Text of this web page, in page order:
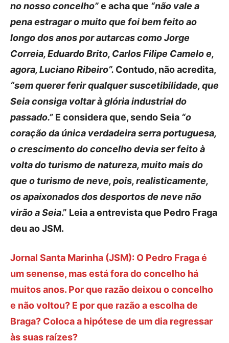
no nosso concelho”e acha que “não vale a
pena estragar o muito que foi bem feito ao
longo dos anos por autarcas como Jorge
Correia, Eduardo Brito, Carlos Filipe Camelo e,
agora, Luciano Ribeiro”. Contudo, não acredita,
“sem querer ferir qualquer suscetibilidade, que
Seia consiga voltar à glória industrial do
passado.” E considera que, sendo Seia “o
coração da única verdadeira serra portuguesa,
o crescimento do concelho devia ser feito à
volta do turismo de natureza, muito mais do
que o turismo de neve, pois, realisticamente,
os apaixonados dos desportos de neve não
virão a Seia.” Leia a entrevista que Pedro Fraga
deu ao JSM.
Jornal Santa Marinha (JSM): O Pedro Fraga é
um senense, mas está fora do concelho há
muitos anos. Por que razão deixou o concelho
e não voltou? E por que razão a escolha de
Braga? Coloca a hipótese de um dia regressar
às suas raízes?